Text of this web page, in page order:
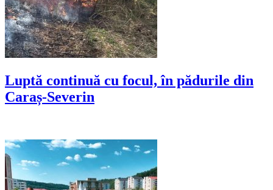
Luptă continuă cu focul, în pădurile din
Caraș-Severin